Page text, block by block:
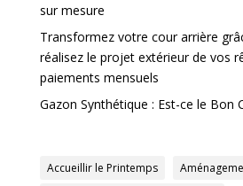
sur mesure
Transformez votre cour arrière
réalisez le projet extérieur de vos
paiements mensuels
Gazon Synthétique : Est-ce le Bon
Accueillir le Printemps